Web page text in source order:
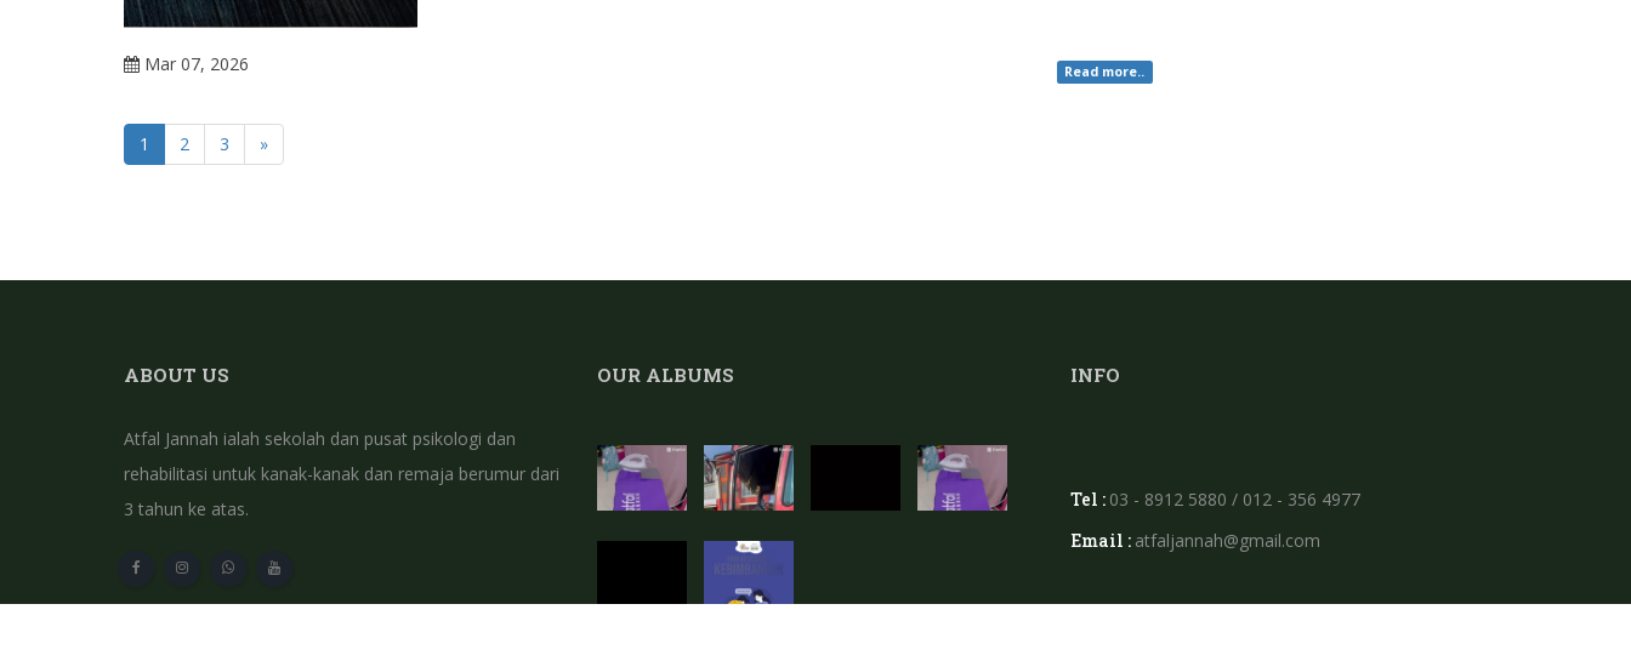
Read more..
Mar 07, 2026
1 2 3 »
ABOUT US
Atfal Jannah ialah sekolah dan pusat psikologi dan
rehabilitasi untuk kanak-kanak dan remaja berumur dari
3 tahun ke atas.
OUR ALBUMS INFO
Tel : 03 - 8912 5880 / 012 - 356 4977
Email : atfaljannah@gmail.com